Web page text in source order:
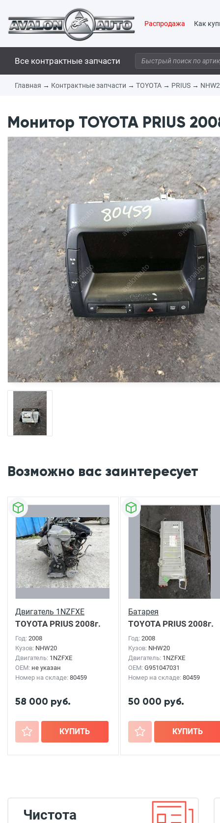
Распродажа Как
Все контрактные запчасти
Главная → Контрактные запчасти → TOYOTA → PRIUS →
Монитор TOYOTA PRIUS
Возможно вас заинтересует
Двигатель 1NZFXE
TOYOTA PRIUS 2008г.
Год: 2008
Кузов: NHW20
Двигатель: 1NZFXE
OEM: не указан
Номер на складе: 80459
58 000 руб.
+ КУПИТЬ
Батарея
TOYOTA PRIUS 2008г.
Год: 2008
Кузов: NHW20
Двигатель: 1NZFXE
OEM: G951047031
Номер на складе: 80459
50 000 руб.
+ КУПИТЬ
Чистота